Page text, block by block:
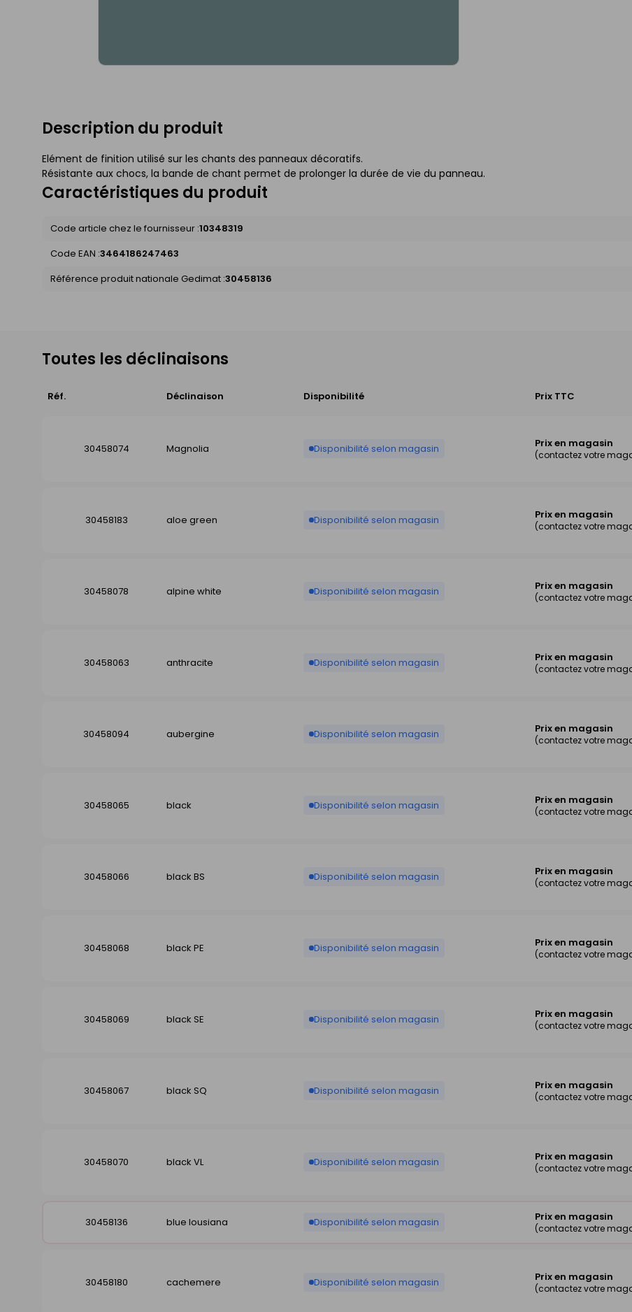
Description du produit
Elément de finition utilisé sur les chants des panneaux décoratifs.
Résistante aux chocs, la bande de chant permet de prolonger la durée de vie du panneau.
Caractéristiques du produit
Code article chez le fournisseur :10348319
Code EAN :3464186247463
Référence produit nationale Gedimat :30458136
Toutes les déclinaisons
Réf. Déclinaison Disponibilité Prix TTC
30458074
Magnolia Disponibilité selon magasin Prix en magasin
(contactez votre
30458183 aloe green Disponibilité selon magasin Prix en magasin
(contactez votre
30458078 alpine white Disponibilité selon magasin Prix en magasin
(contactez votre
30458063 anthracite Disponibilité selon magasin Prix en magasin
(contactez votre
30458094 aubergine Disponibilité selon magasin Prix en magasin
(contactez votre
30458065 black Disponibilité selon magasin Prix en magasin
(contactez votre
30458066 black BS Disponibilité selon magasin Prix en magasin
(contactez votre
30458068 black PE Disponibilité selon magasin Prix en magasin
(contactez votre
30458069 black SE Disponibilité selon magasin Prix en magasin
(contactez votre
30458067 black SQ Disponibilité selon magasin Prix en magasin
(contactez votre
30458070 black VL Disponibilité selon magasin Prix en magasin
(contactez votre
30458136 blue lousiana Disponibilité selon magasin Prix en magasin
(contactez votre
30458180 cachemere Disponibilité selon magasin Prix en magasin
(contactez votre